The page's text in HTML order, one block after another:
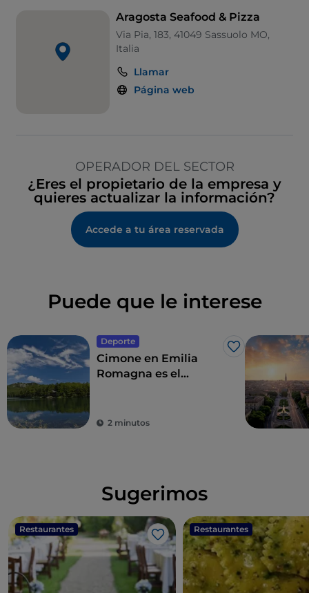
Aragosta Seafood & Pizza
Via Pia, 183, 41049 Sassuolo MO,
Italia
Llamar
Página web
OPERADOR DEL SECTOR
¿Eres el propietario de la empresa y
quieres actualizar la información?
Accede a tu área reservada
Puede que le interese
Deporte
Me gusta
Cimone en Emilia
Romagna es el
2 minutos
Sugerimos
Restaurantes
Me gusta
Restaurantes